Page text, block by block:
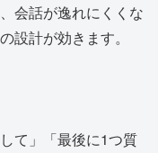
会話が逸れにくくな
設計が効きます。
て」「最後に1つ質